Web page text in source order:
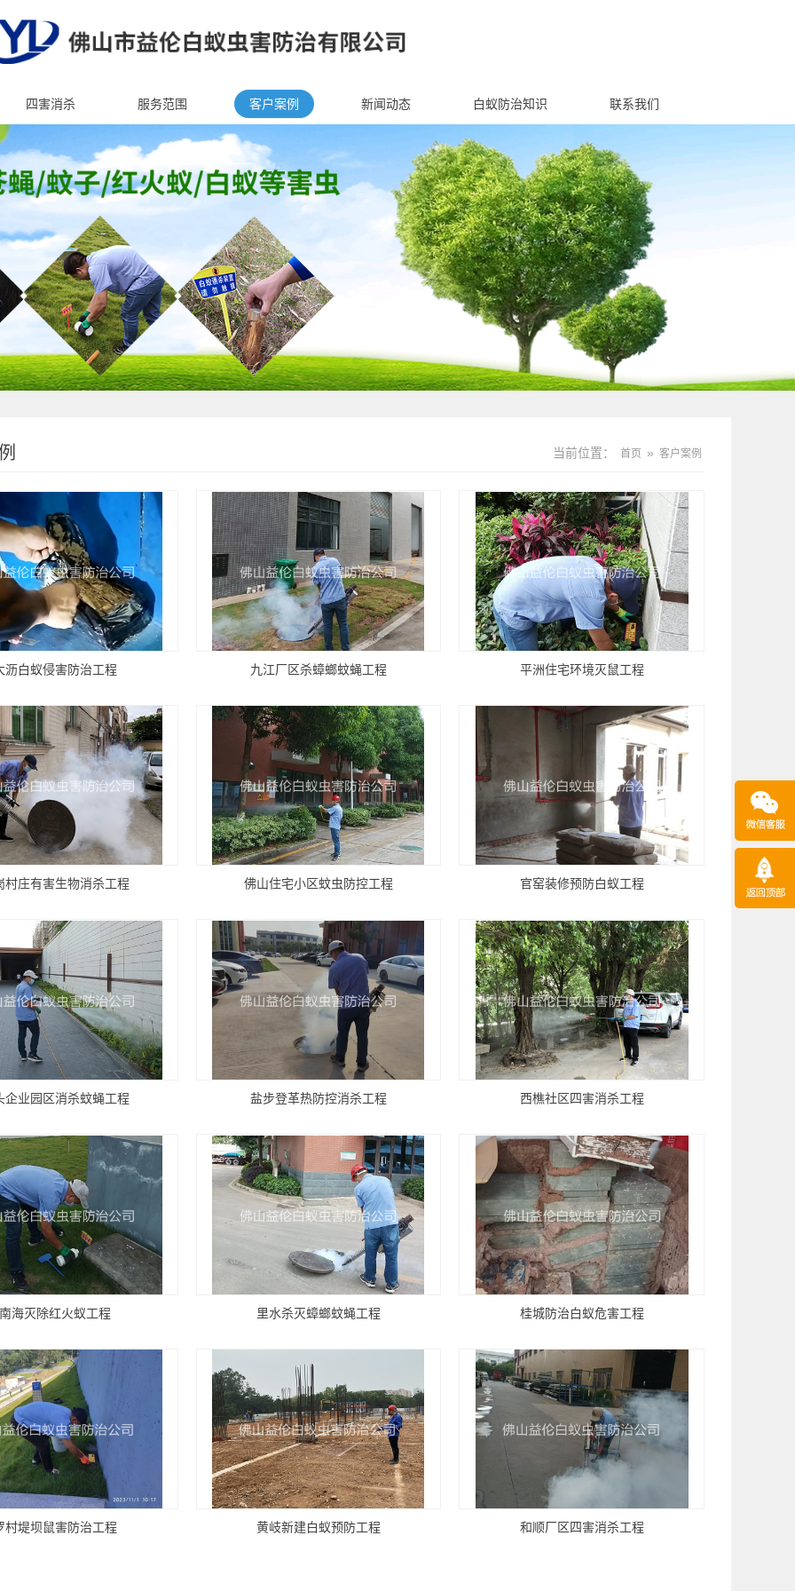
四害消杀 服务范围 客户案例 新闻动态 白蚁防治知识 联系我们
当前位置： 首页 » 客户案例
沥白蚁侵害防治工程 九江厂区杀蟑螂蚊蝇工程 平洲住宅环境灭鼠工程
村庄有害生物消杀工程 佛山住宅小区蚊虫防控工程 官窑装修预防白蚁工程
企业园区消杀蚊蝇工程 盐步登革热防控消杀工程 西樵社区四害消杀工程
南海灭除红火蚁工程 里水杀灭蟑螂蚊蝇工程 桂城防治白蚁危害工程
村堤坝鼠害防治工程 黄岐新建白蚁预防工程 和顺厂区四害消杀工程